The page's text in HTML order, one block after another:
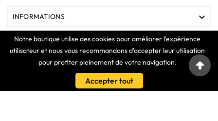
Notre boutique utilise des cookies pour améliorer l'expérience
utilisateur et nous vous recommandons d'accepter leur utilisation
pour profiter pleinement de votre navigation.
Accepter tout
INFORMATIONS 
MAGASIN 

VOTRE COMPTE 